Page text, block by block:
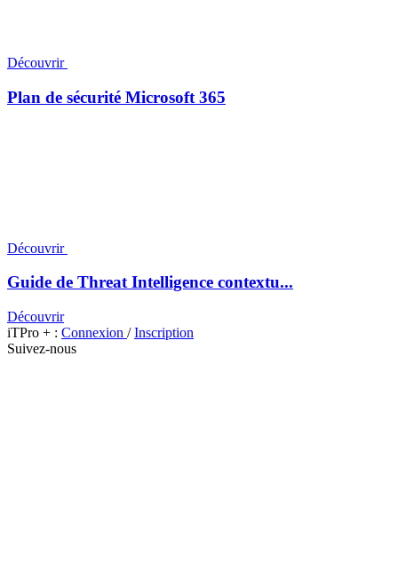
Découvrir
Plan de sécurité Microsoft 365
Découvrir
Guide de Threat Intelligence contextu...
Découvrir
iTPro + : Connexion /Inscription
Suivez-nous